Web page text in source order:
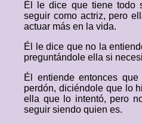
Él le dice que tiene todo
seguir como actriz, pero
actuar más en la vida.
Él le dice que no la
preguntándole ella si
Él entiende entonces
perdón, diciéndole que lo
ella que lo intentó, pero
seguir siendo quien es.